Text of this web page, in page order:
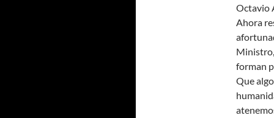
Octavio
Ahora
forman
Que